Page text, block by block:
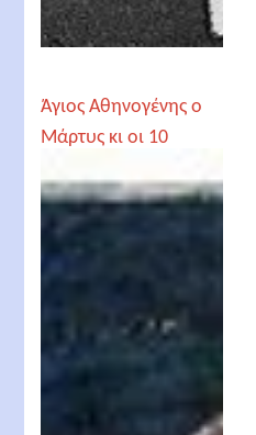
Άγιος Αθηνογένης ο
Μάρτυς κι οι 10
ιλαρόν